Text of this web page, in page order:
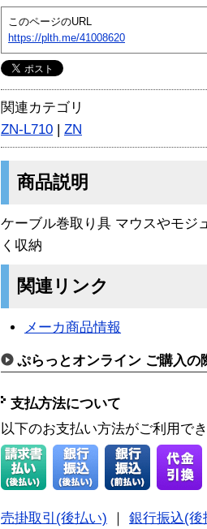
このページのURL
https://plth.me/41008620
関連カテゴリ
ZN-L710 | ZN
商品説明
ケーブル巻取り具 マウスやモジ
く収納
関連リンク
メーカ商品情報
ぷらっとオンライン ご購入の
支払方法について
以下のお支払い方法がご利用で
売掛取引(後払い)
銀行振込(後